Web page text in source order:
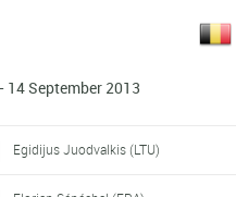
14 September 2013
Egidijus Juodvalkis (LTU)